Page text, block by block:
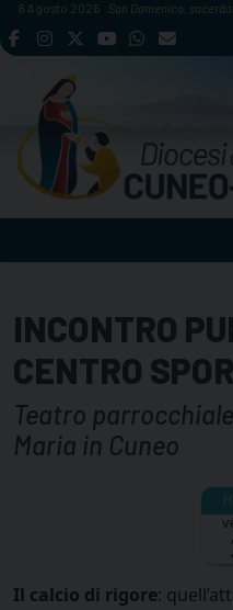
Skip
to
8 Agosto 2026 San Domenico,
INCONTRO
CENTRO
Teatro
Maria in Cuneo
Il calcio di rigore: